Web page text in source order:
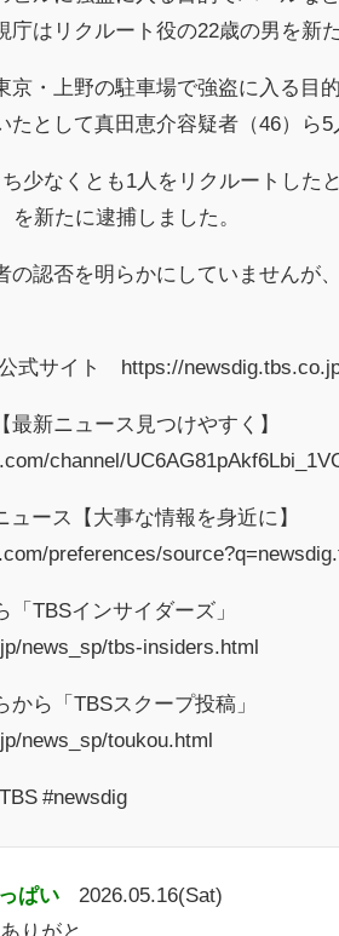
庁はリクルート役の22歳の男を新
京・上野の駐車場で強盗に入る目
たとして真田恵介容疑者（46）ら5
少なくとも1人をリクルートした
を新たに逮捕しました。
の認否を明らかにしていませんが
式サイト https://
新ニュース見つけやすく】
channel/
ース【大事な情報を身近に】
preferences/
TBSインサイダーズ」
news_sp/tbs-insiders.html
ら「TBSスクープ投稿」
news_sp/toukou.html
#newsdig
ぱい
2026.05.16(Sat)
りがと